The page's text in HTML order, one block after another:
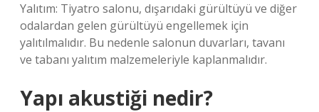
Yalıtım: Tiyatro salonu, dışarıdaki gürültüyü ve diğer
odalardan gelen gürültüyü engellemek için
yalıtılmalıdır. Bu nedenle salonun duvarları, tavanı
ve tabanı yalıtım malzemeleriyle kaplanmalıdır.
Yapı akustiği nedir?